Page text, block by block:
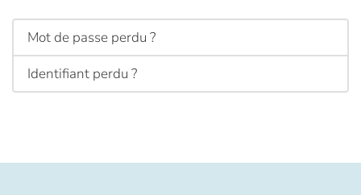
Mot de passe perdu ?
Identifiant perdu ?